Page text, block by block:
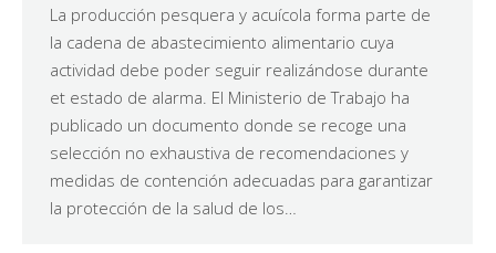
La producción pesquera y acuícola forma parte de
la cadena de abastecimiento alimentario cuya
actividad debe poder seguir realizándose durante
et estado de alarma. El Ministerio de Trabajo ha
publicado un documento donde se recoge una
selección no exhaustiva de recomendaciones y
medidas de contención adecuadas para garantizar
la protección de la salud de los…